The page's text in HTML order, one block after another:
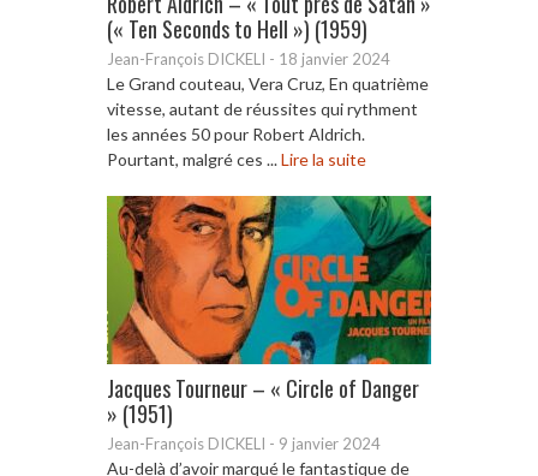
(« Ten Seconds to Hell ») (1959)
Jean-François DICKELI - 18 janvier 2024
Le Grand couteau, Vera Cruz, En quatrième
vitesse, autant de réussites qui rythment
les années 50 pour Robert Aldrich.
Pourtant, malgré ces ...Lire la suite
Jacques Tourneur – « Circle of Danger
» (1951)
Jean-François DICKELI - 9 janvier 2024
Au-delà d’avoir marqué le fantastique de